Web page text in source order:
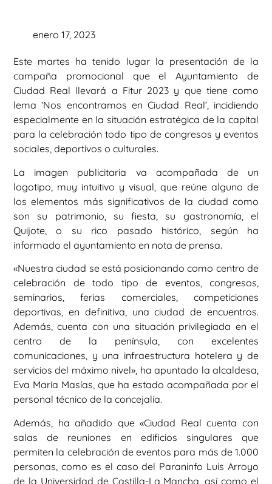
enero 17, 2023
Este martes ha tenido lugar la presentación de la
campaña promocional que el Ayuntamiento de
Ciudad Real llevará a Fitur 2023 y que tiene como
lema ‘Nos encontramos en Ciudad Real’, incidiendo
especialmente en la situación estratégica de la capital
para la celebración todo tipo de congresos y eventos
sociales, deportivos o culturales.
La imagen publicitaria va acompañada de un
logotipo, muy intuitivo y visual, que reúne alguno de
los elementos más significativos de la ciudad como
son su patrimonio, su fiesta, su gastronomía, el
Quijote, o su rico pasado histórico, según ha
informado el ayuntamiento en nota de prensa.
«Nuestra ciudad se está posicionando como centro de
celebración de todo tipo de eventos, congresos,
seminarios, ferias comerciales, competiciones
deportivas, en definitiva, una ciudad de encuentros.
Además, cuenta con una situación privilegiada en el
centro de la península, con excelentes
comunicaciones, y una infraestructura hotelera y de
servicios del máximo nivel», ha apuntado la alcaldesa,
Eva María Masías, que ha estado acompañada por el
personal técnico de la concejalía.
Además, ha añadido que «Ciudad Real cuenta con
salas de reuniones en edificios singulares que
permiten la celebración de eventos para más de 1.000
personas, como es el caso del Paraninfo Luis Arroyo
de la Universidad de Castilla-La Mancha, así como el